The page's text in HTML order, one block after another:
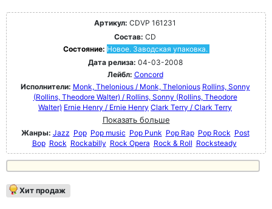
Артикул: CDVP 161231
Состав: CD
Состояние: Новое. Заводская упаковка.
Дата релиза: 04-03-2008
Лейбл: Concord
Исполнители: Monk, Thelonious / Monk, Thelonious Rollins, Sonny
(Rollins, Theodore Walter) / Rollins, Sonny (Rollins, Theodore
Walter) Ernie Henry / Ernie Henry Clark Terry / Clark Terry
Показать больше
Жанры: Jazz Pop Pop music Pop Punk Pop Rap Pop Rock Post
Bop Rock Rockabilly Rock Opera Rock & Roll Rocksteady
Хит продаж